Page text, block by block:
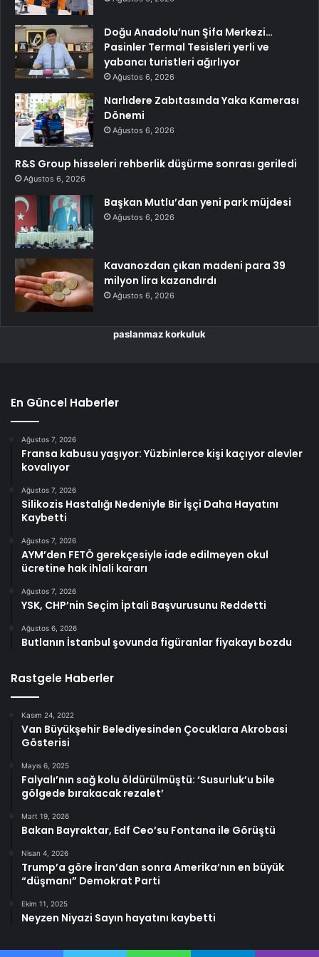
Doğu Anadolu’nun Şifa Merkezi…
Pasinler Termal Tesisleri yerli ve
yabancı turistleri ağırlıyor
Ağustos 6, 2026
Narlıdere Zabıtasında Yaka Kamerası
Dönemi
Ağustos 6, 2026
R&S Group hisseleri rehberlik düşürme sonrası geriledi
Ağustos 6, 2026
Başkan Mutlu’dan yeni park müjdesi
Ağustos 6, 2026
Kavanozdan çıkan madeni para 39
milyon lira kazandırdı
Ağustos 6, 2026
paslanmaz korkuluk
En Güncel Haberler
Ağustos 7, 2026
Fransa kabusu yaşıyor: Yüzbinlerce kişi kaçıyor alevler
kovalıyor
Ağustos 7, 2026
Silikozis Hastalığı Nedeniyle Bir İşçi Daha Hayatını
Kaybetti
Ağustos 7, 2026
AYM’den FETÖ gerekçesiyle iade edilmeyen okul
ücretine hak ihlali kararı
Ağustos 7, 2026
YSK, CHP’nin Seçim İptali Başvurusunu Reddetti
Ağustos 6, 2026
Butlanın İstanbul şovunda figüranlar fiyakayı bozdu
Rastgele Haberler
Kasım 24, 2022
Van Büyükşehir Belediyesinden Çocuklara Akrobasi
Gösterisi
Mayıs 6, 2025
Falyalı’nın sağ kolu öldürülmüştü: ‘Susurluk’u bile
gölgede bırakacak rezalet’
Mart 19, 2026
Bakan Bayraktar, Edf Ceo’su Fontana ile Görüştü
Nisan 4, 2026
Trump’a göre İran’dan sonra Amerika’nın en büyük
“düşmanı” Demokrat Parti
Ekim 11, 2025
Neyzen Niyazi Sayın hayatını kaybetti